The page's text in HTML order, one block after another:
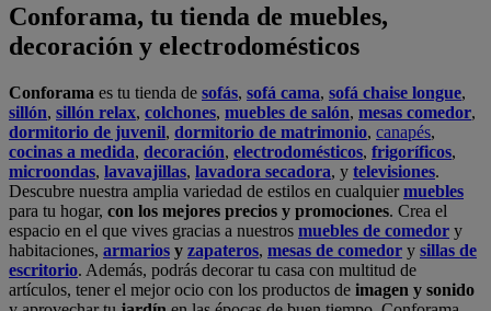
Conforama, tu tienda de muebles,
decoración y electrodomésticos
Conforama es tu tienda de sofás, sofá cama, sofá chaise longue,
sillón, sillón relax, colchones, muebles de salón, mesas comedor,
dormitorio de juvenil, dormitorio de matrimonio, canapés,
cocinas a medida, decoración, electrodomésticos, frigoríficos,
microondas, lavavajillas, lavadora secadora, y televisiones.
Descubre nuestra amplia variedad de estilos en cualquiermuebles
para tu hogar, con los mejores precios y promociones. Crea el
espacio en el que vives gracias a nuestros muebles de comedor y
habitaciones, armarios y zapateros, mesas de comedor y sillas de
escritorio. Además, podrás decorar tu casa con multitud de
artículos, tener el mejor ocio con los productos de imagen y sonido